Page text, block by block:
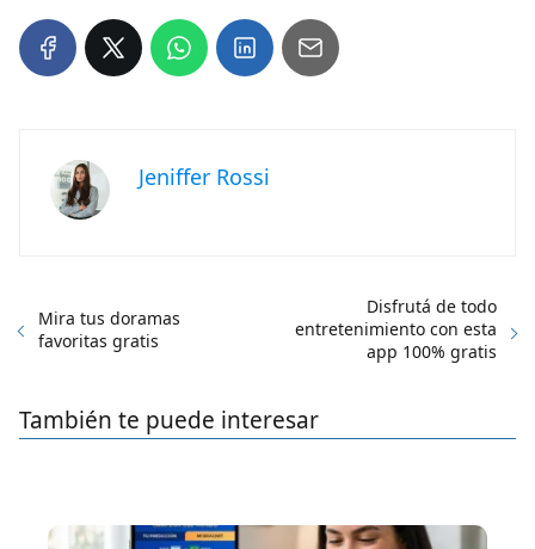
Jeniffer Rossi
Mira tus doramas
favoritas gratis
Disfrutá de todo
entretenimiento con esta
app 100% gratis
También te puede interesar